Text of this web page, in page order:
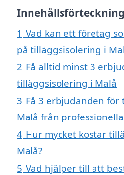
Innehållsförteckning
1 Vad kan ett företag
på tilläggsisolering i
2 Få alltid minst 3
tilläggsisolering i Malå
3 Få 3 erbjudanden för
Malå från
4 Hur mycket kostar
Malå?
5 Vad hjälper till att